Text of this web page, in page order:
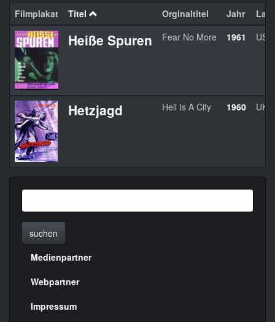
Filmplakat Titel Orginaltitel Jahr
Heiße Spuren Fear No More 1961 USA
Hetzjagd Hell Is A City 1960 UK
suchen
Menülinks
rechte
Seite
Medienpartner
Webpartner
Impressum